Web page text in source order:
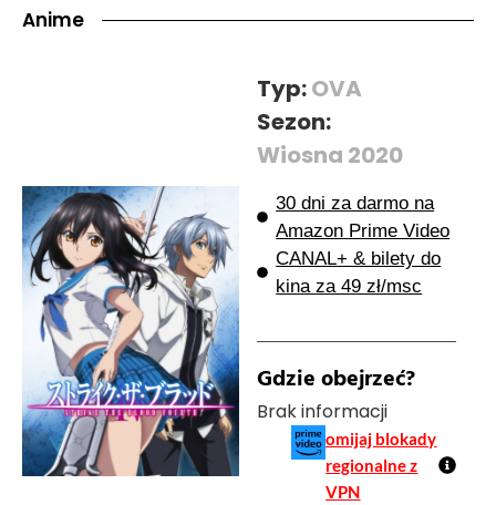
Anime
Typ:OVA
Sezon:
Wiosna 2020
30 dni za darmo na
Amazon Prime Video
CANAL+ & bilety do
kina za 49 zł/msc
Gdzie obejrzeć?
Brak informacji
omijaj blokady
regionalne z
VPN